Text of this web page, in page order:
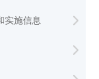
实施信息